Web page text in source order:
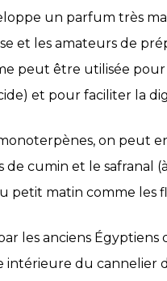
un parfum très
et les amateurs de
peut être utilisée
et pour faciliter la
on peut
cumin et le safranal
petit matin comme les
les anciens Égyptiens
intérieure du cannelier